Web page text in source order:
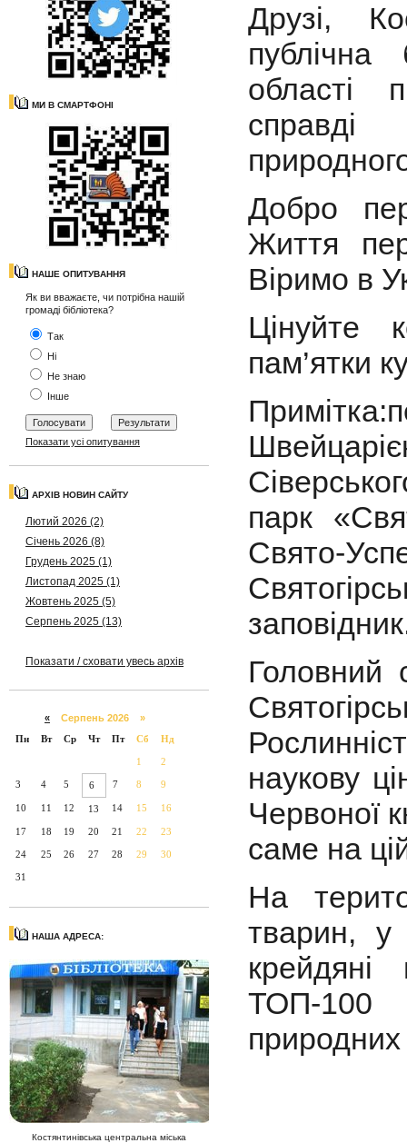
МИ В СМАРТФОНІ
НАШЕ ОПИТУВАННЯ
Як ви вважаєте, чи потрібна нашій
громаді бібліотека?
Так
Ні
Не знаю
Інше
Показати усі опитування
АРХІВ НОВИН САЙТУ
Лютий 2026 (2)
Січень 2026 (8)
Грудень 2025 (1)
Листопад 2025 (1)
Жовтень 2025 (5)
Серпень 2025 (13)
Показати / сховати увесь архів
« Серпень 2026 »
Пн
Вт Ср Чт Пт Сб Нд
1 2
3 4 5 6 7 8 9
10 11 12 13 14 15 16
17 18 19 20 21 22 23
24 25 26 27 28 29 30
31
НАША АДРЕСА:
Костянтинівська центральна міська
Друзі,
публічна
області
справді
Добро
Життя
Віримо в
Цінуйте
пам’ятки
парк
Свято-
Головний
наукову
Червоної
саме на
На
тварин, у
крейдяні
ТОП-100
природних